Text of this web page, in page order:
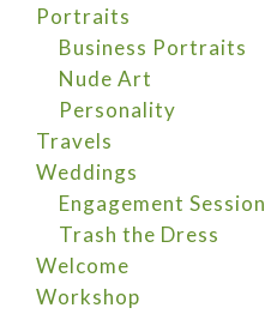
Portraits
Business Portraits
Nude Art
Personality
Travels
Weddings
Engagement Session
Trash the Dress
Welcome
Workshop